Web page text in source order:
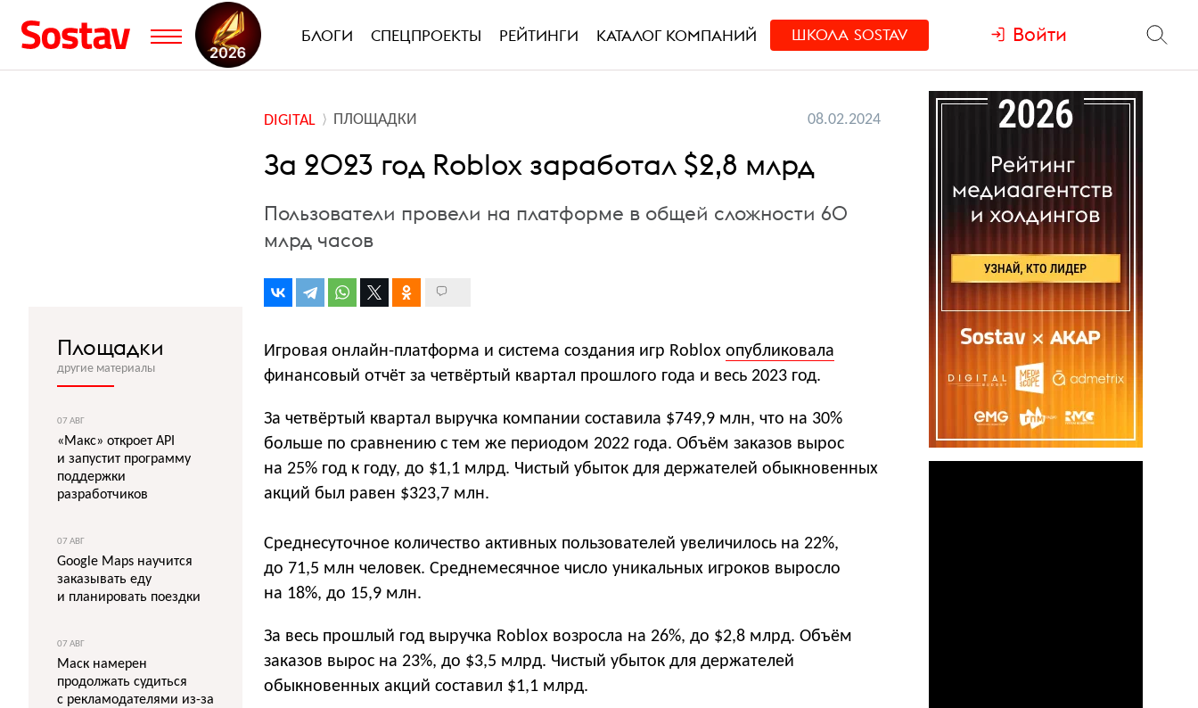
БЛОГИ СПЕЦПРОЕКТЫ РЕЙТИНГИ КАТАЛОГ КОМПАНИЙ ШКОЛА SOSTAV Войти
DIGITAL ПЛОЩАДКИ 08.02.2024
За 2023 год Roblox заработал $2,8 млрд
Пользователи провели на платформе в общей сложности 60
млрд часов
Игровая онлайн-платформа и система создания игр Roblox опубликовала
финансовый отчёт за четвёртый квартал прошлого года и весь 2023 год.
За четвёртый квартал выручка компании составила $749,9 млн, что на 30%
больше по сравнению с тем же периодом 2022 года. Объём заказов вырос
на 25% год к году, до $1,1 млрд. Чистый убыток для держателей обыкновенных
акций был равен $323,7 млн.
Среднесуточное количество активных пользователей увеличилось на 22%,
до 71,5 млн человек. Среднемесячное число уникальных игроков выросло
на 18%, до 15,9 млн.
За весь прошлый год выручка Roblox возросла на 26%, до $2,8 млрд. Объём
заказов вырос на 23%, до $3,5 млрд. Чистый убыток для держателей
обыкновенных акций составил $1,1 млрд.
Площадки
другие материалы
07 АВГ
«Макс» откроет API
и запустит программу
поддержки
разработчиков
07 АВГ
Google Maps научится
заказывать еду
и планировать поездки
07 АВГ
Маск намерен
продолжать судиться
с рекламодателями из-за